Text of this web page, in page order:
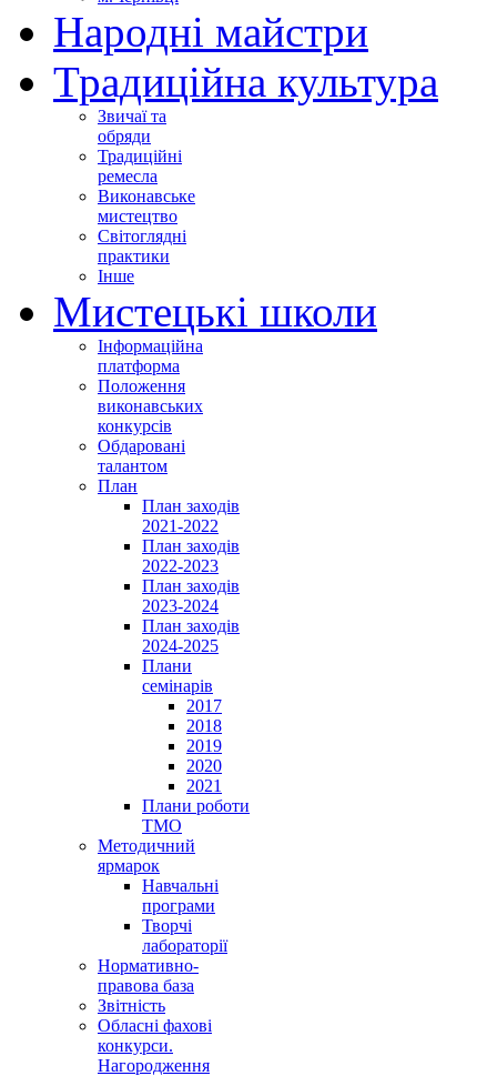
Народні майстри
Традиційна культура
Звичаї та
обряди
Традиційні
ремесла
Виконавське
мистецтво
Світоглядні
практики
Інше
Мистецькі школи
Інформаційна
платформа
Положення
виконавських
конкурсів
Обдаровані
талантом
План
План заходів
2021-2022
План заходів
2022-2023
План заходів
2023-2024
План заходів
2024-2025
Плани
семінарів
2017
2018
2019
2020
2021
Плани роботи
ТМО
Методичний
ярмарок
Навчальні
програми
Творчі
лабораторії
Нормативно-
правова база
Звітність
Обласні фахові
конкурси.
Нагородження